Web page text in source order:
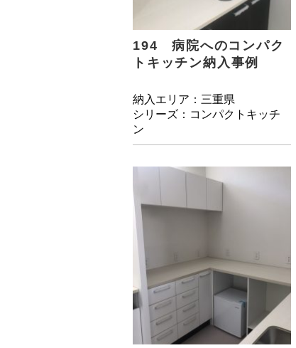
194 病院へのコンパク
トキッチン納入事例
納入エリア：三重県
シリーズ：コンパクトキッチ
ン